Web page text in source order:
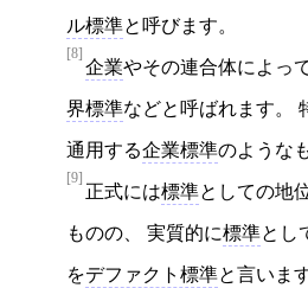
ル標準と呼びます。
[8]
企業やその連合体によっ
界標準などと呼ばれます。
通用する企業標準のような
[9]
正式には標準としての地
ものの、 実質的に標準とし
をデファクト標準と言いま